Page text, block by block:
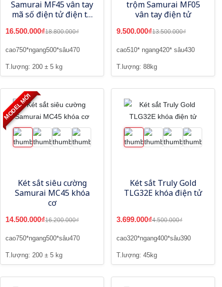
Samurai MF45 vân tay
mã số điện tử điện tử
16.500.000₫18.800.000₫
cao750*ngang500*sâu470
T.lượng: 200 ± 5 kg
trộm Samurai MF05
vân tay điện tử
9.500.000₫13.500.000₫
cao510* ngang420* sâu430
T.lượng: 88kg
MODEL MỚI
Két sắt siêu cường
Samurai MC45 khóa
cơ
14.500.000₫16.200.000₫
cao750*ngang500*sâu470
T.lượng: 200 ± 5 kg
Két sắt Truly Gold
TLG32E khóa điện tử
3.699.000₫4.500.000₫
cao320*ngang400*sâu390
T.lượng: 45kg